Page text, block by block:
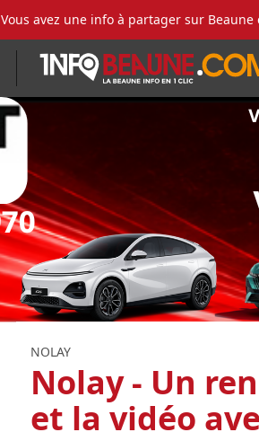
Vous avez une info à partager sur
NOLAY
Nolay - Un
et la vidéo